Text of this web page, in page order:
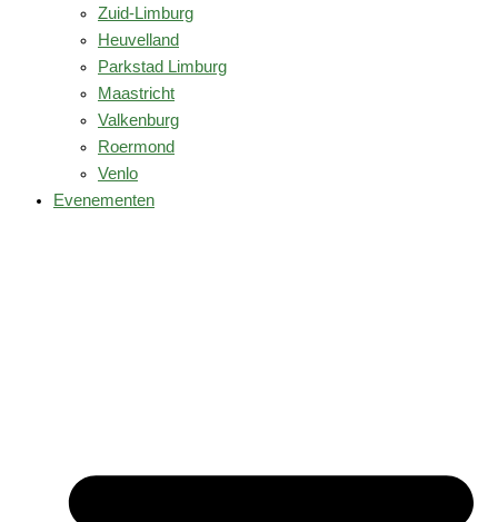
Zuid-Limburg
Heuvelland
Parkstad Limburg
Maastricht
Valkenburg
Roermond
Venlo
Evenementen